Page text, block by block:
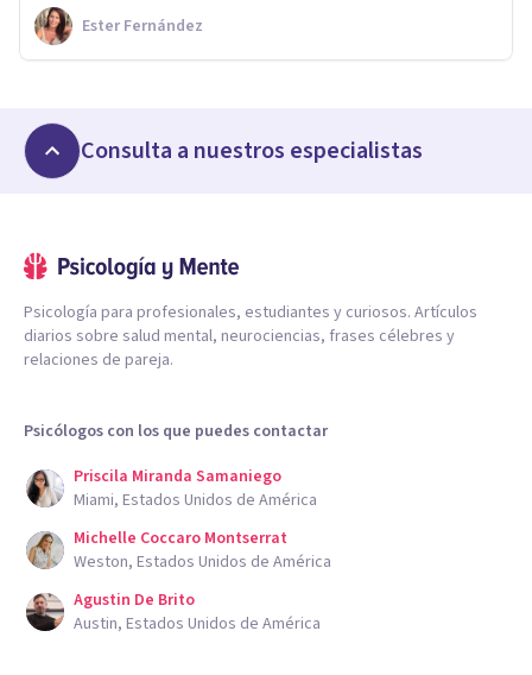
Ester Fernández
Consulta a nuestros especialistas
Psicología para profesionales, estudiantes y curiosos. Artículos
diarios sobre salud mental, neurociencias, frases célebres y
relaciones de pareja.
Psicólogos con los que puedes contactar
Priscila Miranda Samaniego
Miami, Estados Unidos de América
Michelle Coccaro Montserrat
Weston, Estados Unidos de América
Agustin De Brito
Austin, Estados Unidos de América